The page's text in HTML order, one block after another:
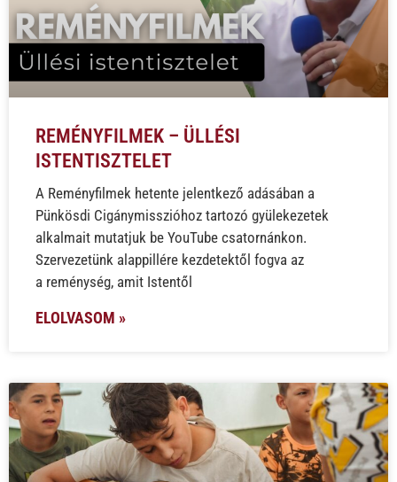
REMÉNYFILMEK – ÜLLÉSI
ISTENTISZTELET
A Reményfilmek hetente jelentkező adásában a
Pünkösdi Cigánymisszióhoz tartozó gyülekezetek
alkalmait mutatjuk be YouTube csatornánkon.
Szervezetünk alappillére kezdetektől fogva az
a reménység, amit Istentől
ELOLVASOM »